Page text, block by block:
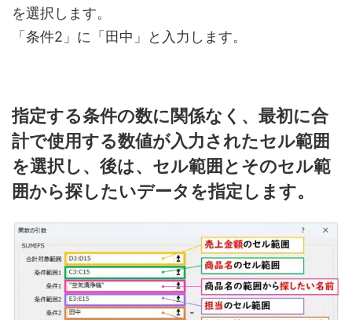
を選択します。
「条件2」に「田中」と入力します。
指定する条件の数に関係なく、最初に合
計で使用する数値が入力されたセル範囲
を選択し、後は、セル範囲とそのセル範
囲から探したいデータを指定します。